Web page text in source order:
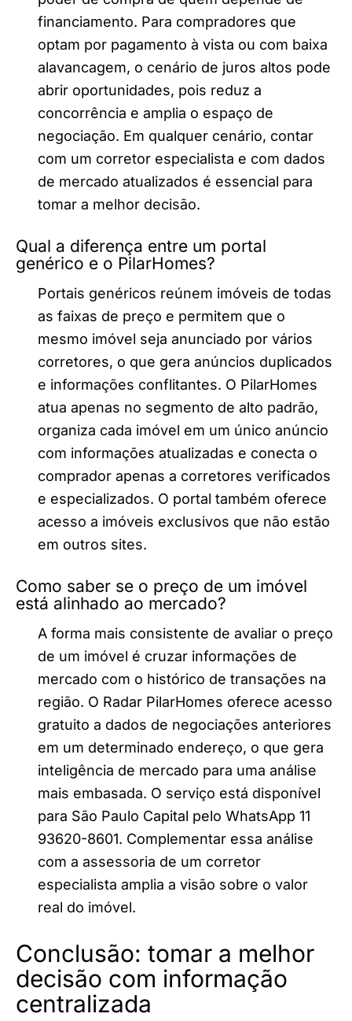
financiamento. Para compradores que
optam por pagamento à vista ou com baixa
alavancagem, o cenário de juros altos pode
abrir oportunidades, pois reduz a
concorrência e amplia o espaço de
negociação. Em qualquer cenário, contar
com um corretor especialista e com dados
de mercado atualizados é essencial para
tomar a melhor decisão.
Qual a diferença entre um portal
genérico e o PilarHomes?
Portais genéricos reúnem imóveis de todas
as faixas de preço e permitem que o
mesmo imóvel seja anunciado por vários
corretores, o que gera anúncios duplicados
e informações conflitantes. O PilarHomes
atua apenas no segmento de alto padrão,
organiza cada imóvel em um único anúncio
com informações atualizadas e conecta o
comprador apenas a corretores verificados
e especializados. O portal também oferece
acesso a imóveis exclusivos que não estão
em outros sites.
Como saber se o preço de um imóvel
está alinhado ao mercado?
A forma mais consistente de avaliar o preço
de um imóvel é cruzar informações de
mercado com o histórico de transações na
região. O Radar PilarHomes oferece acesso
gratuito a dados de negociações anteriores
em um determinado endereço, o que gera
inteligência de mercado para uma análise
mais embasada. O serviço está disponível
para São Paulo Capital pelo WhatsApp 11
93620-8601. Complementar essa análise
com a assessoria de um corretor
especialista amplia a visão sobre o valor
real do imóvel.
Conclusão: tomar a melhor
decisão com informação
centralizada